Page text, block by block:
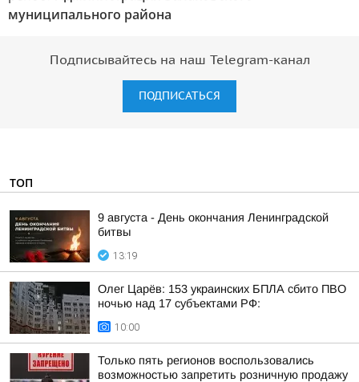
муниципального района
Подписывайтесь на наш Telegram-канал
ПОДПИСАТЬСЯ
ТОП
9 августа - День окончания Ленинградской
битвы
13:19
Олег Царёв: 153 украинских БПЛА сбито ПВО
ночью над 17 субъектами РФ:
10:00
Только пять регионов воспользовались
возможностью запретить розничную продажу